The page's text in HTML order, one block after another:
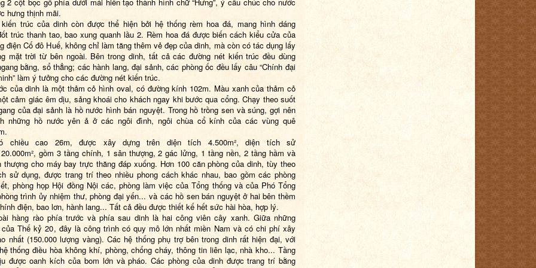
hưng thịnh mãi.
trúc của dinh còn được thể hiện bởi hệ thống rèm hoa đá, mang hình dáng
trúc thanh tao, bao xung quanh lầu 2. Rèm hoa đá được biến cách kiểu cửa của
điện Cố đô Huế, không chỉ làm tăng thêm vẻ đẹp của dinh, mà còn có tác dụng lấy
mặt trời từ bên ngoài. Bên trong dinh, tất cả các đường nét kiến trúc đều dùng
bằng, sổ thẳng; các hành lang, đại sảnh, các phòng ốc đều lấy câu “Chính đại
làm ý tưởng cho các đường nét kiến trúc.
của dinh là một thảm cỏ hình oval, có đường kính 102m. Màu xanh của thảm cỏ
cảm giác êm dịu, sảng khoái cho khách ngay khi bước qua cổng. Chạy theo suốt
của đại sảnh là hồ nước hình bán nguyệt. Trong hồ trồng sen và súng, gợi nên
những hồ nước yên ả ở các ngôi đình, ngôi chùa cổ kính của các vùng quê
.
chiều cao 26m,được xây dựng trên diện tích 4.500m², diện tích sử
20.000m², gồm 3 tầng chính, 1 sân thượng, 2 gác lửng, 1tầng nền, 2 tầng hầm và
thượng cho máy bay trực thăng đáp xuống. Hơn 100 căn phòng của dinh, tùy theo
sử dụng, được trang trí theo nhiều phong cách khác nhau, bao gồm các phòng
phòng họp Hội đồng Nội các, phòng làm việc của Tổng thống và của Phó Tổng
trình ủy nhiệm thư, phòng đại yến... và các hồ sen bán nguyệt ở hai bên thềm
điện, bao lơn, hành lang... Tất cả đều được thiết kế hết sức hài hòa, hợp lý.
hàng rào phía trước và phía sau dinh là hai công viên cây xanh. Giữa những
Thế kỷ 20, đây là công trình có quy mô lớn nhất miền Nam và có chi phí xây
nhất (150.000 lượng vàng). Các hệ thống phụ trợ bên trong dinh rất hiện đại, với
thống điều hòa không khí, phòng, chống cháy, thông tin liên lạc, nhà kho... Tầng
được oanh kích của bom lớn và pháo. Các phòng của dinh được trang trí bằng